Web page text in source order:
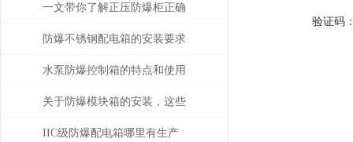
验证码
场所电气安全的利器
一文带你了解正压防爆柜正确
操作使用步骤
防爆不锈钢配电箱的安装要求
和使用注意事项
水泵防爆控制箱的特点和使用
维修
关于防爆模块箱的安装，这些
内容你一定要知道
IIC级防爆配电箱哪里有生产